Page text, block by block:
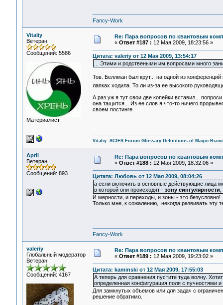
Fancy-Work
Vitaliy
Ветеран
Сообщений: 5586
Материалист
Re: Пара вопросов по квантовым
« Ответ #187 : 12 Мая 2009, 18:23:56 »
Цитата: valeriy от 12 Мая 2009, 13:54:17
... Этими и родствеными им вопросами много
Тов. Беллман был крут... на одной из конференций
лапках ходила. То ли из-за ее высокого
А раз уж я тут свои две копейки вставил...
она тащится... Из ее слов я что-то ничего
своем постинге.
Vitaliy: SCIES Forum Glossary Definitions of Magic
April
Ветеран
Сообщений: 893
Re: Пара вопросов по квантовым
« Ответ #188 : 12 Мая 2009, 18:32:06 »
Цитата: Любовь от 12 Мая 2009, 08:04:26
а если включить в основные действующие лица
в которой они происходят - зону сингулярности
И мерности, и переходы, и зоны - это безусловно!
Только мне, к сожалению, некогда развивать эту
Fancy-Work
valeriy
Глобальный модератор
Ветеран
Сообщений: 4167
Re: Пара вопросов по квантовым
« Ответ #189 : 12 Мая 2009, 19:23:02 »
Цитата: kaminski от 12 Мая 2009, 17:55:03
А теперь для сравнения пустите туда волну.
определенная конфигурация поля с пучностями и
Для замкнутых объемов или для задач с
решение обратимо.